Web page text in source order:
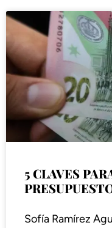
5 CLAVES
Sofía Ramírez